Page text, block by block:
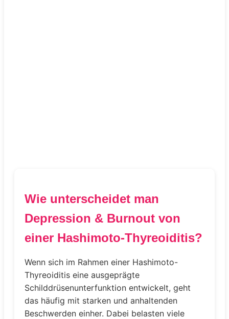
Wie unterscheidet man
Depression & Burnout von
einer Hashimoto-Thyreoiditis?
Wenn sich im Rahmen einer Hashimoto-
Thyreoiditis eine ausgeprägte
Schilddrüsenunterfunktion entwickelt, geht
das häufig mit starken und anhaltenden
Beschwerden einher. Dabei belasten viele